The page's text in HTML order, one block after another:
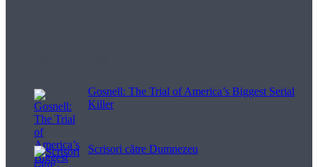
Gosnell: The Trial of America’s Biggest Serial
Killer
Scrisori către Dumnezeu